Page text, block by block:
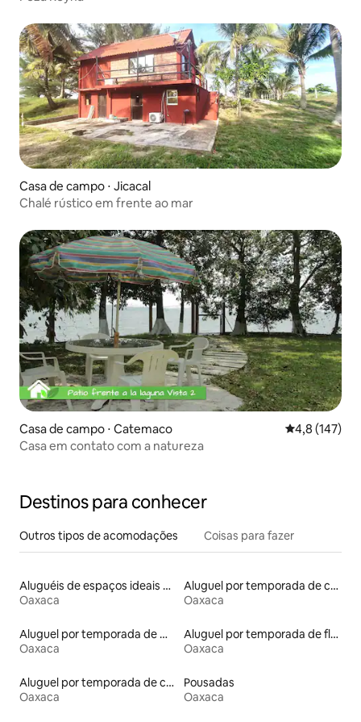
Casa de campo ⋅ Jicacal
Chalé rústico em frente ao mar
Casa de campo ⋅ Catemaco 4,8 de uma
4,8 (147)
Casa em contato com a natureza
Destinos para conhecer
Outros tipos de acomodações Coisas para fazer
Aluguéis de espaços ideais para famílias
Oaxaca
Aluguel por temporada de casas de hóspedes
Oaxaca
Aluguel por temporada de microcasas
Oaxaca
Aluguel por temporada de flats
Oaxaca
Aluguel por temporada de casas na árvore
Oaxaca
Pousadas
Oaxaca